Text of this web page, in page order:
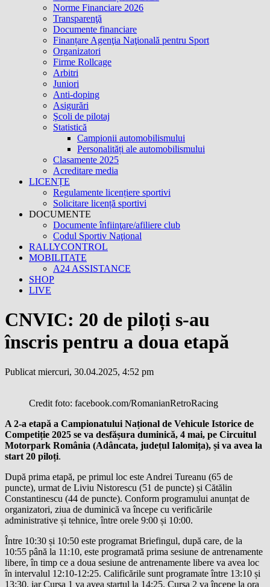
Norme Financiare 2026
Transparenţă
Documente financiare
Finanțare Agenţia Naţională pentru Sport
Organizatori
Firme Rollcage
Arbitri
Juniori
Anti-doping
Asigurări
Şcoli de pilotaj
Statistică
Campionii automobilismului
Personalități ale automobilismului
Clasamente 2025
Acreditare media
LICENȚE
Regulamente licențiere sportivi
Solicitare licență sportivi
DOCUMENTE
Documente înfiinţare/afiliere club
Codul Sportiv Naţional
RALLYCONTROL
MOBILITATE
A24 ASSISTANCE
SHOP
LIVE
CNVIC: 20 de piloți s-au
înscris pentru a doua etapă
Publicat miercuri, 30.04.2025, 4:52 pm
Credit foto: facebook.com/RomanianRetroRacing
A 2-a etapă a Campionatului Național de Vehicule Istorice de
Competiție 2025 se va desfășura duminică, 4 mai, pe Circuitul
Motorpark România (Adâncata, județul Ialomița), și va avea la
start 20 piloți.
După prima etapă, pe primul loc este Andrei Tureanu (65 de
puncte), urmat de Liviu Nistorescu (51 de puncte) și Cătălin
Constantinescu (44 de puncte). Conform programului anunțat de
organizatori, ziua de duminică va începe cu verificările
administrative și tehnice, între orele 9:00 și 10:00.
Între 10:30 și 10:50 este programat Briefingul, după care, de la
10:55 până la 11:10, este programată prima sesiune de antrenamente
libere, în timp ce a doua sesiune de antrenamente libere va avea loc
în intervalul 12:10-12:25. Calificările sunt programate între 13:10 și
13:30, iar Cursa 1 va avea startul la 14:25. Cursa 2 va începe la ora